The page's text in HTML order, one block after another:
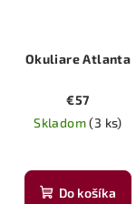
Okuliare Atlanta
€57
Skladom(3 ks)
Do košíka